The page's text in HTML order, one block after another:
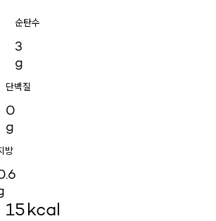
순탄수
3
g
단백질
0
g
방
15kcal